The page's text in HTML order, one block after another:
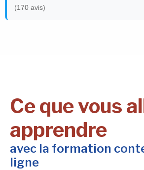
(170 avis)
Ce que vous
apprendre
avec la formation
ligne